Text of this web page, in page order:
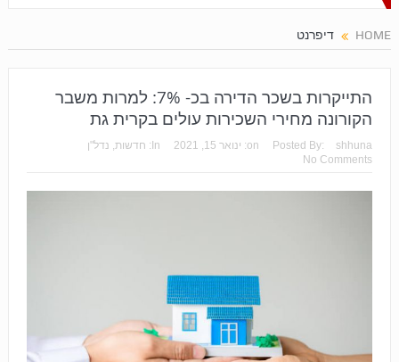
HOME דיפרנט
התייקרות בשכר הדירה בכ- 7%: למרות משבר
הקורונה מחירי השכירות עולים בקרית גת
Posted By: shhuna
on: ינואר 15, 2021 In: חדשות, נדל"ן
No Comments